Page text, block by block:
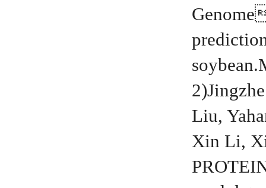
Genome
Liu,
Xin Li,